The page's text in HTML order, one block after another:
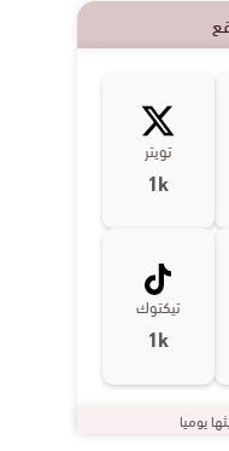
تويتر
1k
تيكتوك
1k
يوميا